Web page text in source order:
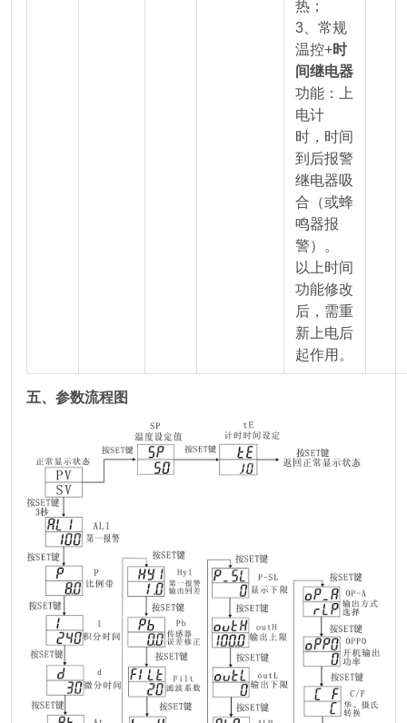
热；
3、常规
温控+时
间继电器
功能：上
电计
时，时间
到后报警
继电器吸
合（或蜂
鸣器报
警）。
以上时间
功能修改
后，需重
新上电后
起作用。
五、参数流程图